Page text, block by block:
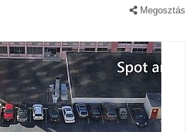
Megosztás